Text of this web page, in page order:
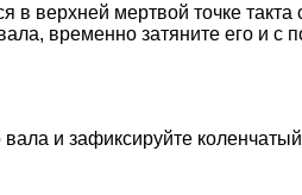
в верхней мертвой точке
временно затяните его и
вала и зафиксируйте